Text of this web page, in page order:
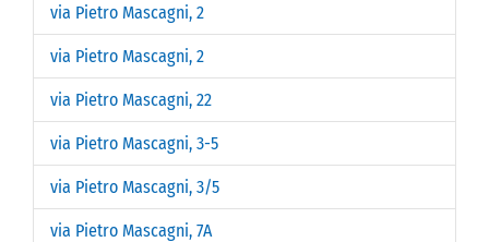
via Pietro Mascagni, 2
via Pietro Mascagni, 2
via Pietro Mascagni, 22
via Pietro Mascagni, 3-5
via Pietro Mascagni, 3/5
via Pietro Mascagni, 7A